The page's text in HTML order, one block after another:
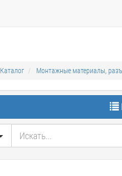
Каталог Монтажные материалы,